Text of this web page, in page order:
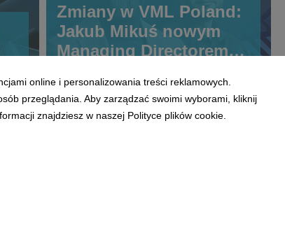
Zmiany w VML Poland:
Jakub Mikuś nowym
Managing Directorem
Friedberg obejmuje rolę
Chief Growth Officer
online i personalizowania treści reklamowych.
przeglądania. Aby zarządzać swoimi wyborami, kliknij
znajdziesz w naszej Polityce plików cookie.